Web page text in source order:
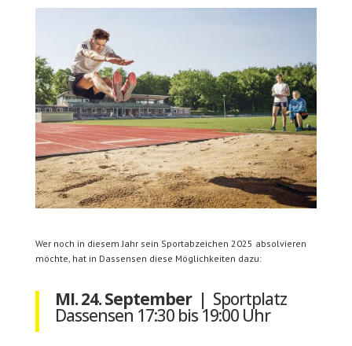
Wer noch in diesem Jahr sein Sportabzeichen 2025 absolvieren
möchte, hat in Dassensen diese Möglichkeiten dazu:
MI. 24. September | Sportplatz
Dassensen 17:30 bis 19:00 Uhr